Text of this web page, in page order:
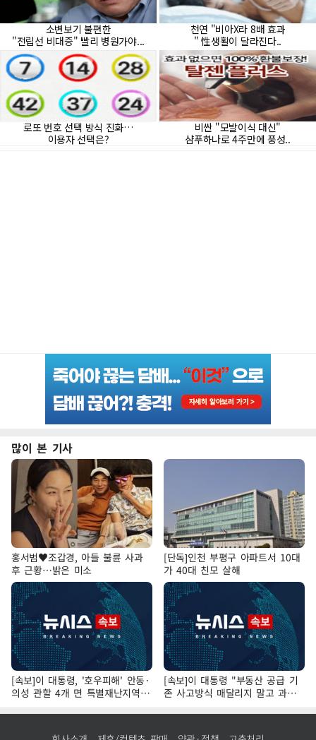
많이 본 기사
홍서범♥조갑경, 아들 불륜 사과
후 근황…밝은 미소
[단독]인천 부평구 아파트서 10대
가 40대 친모 살해
[속보]이 대통령, '호우피해' 안동·
의성 관할 4개 면 특별재난지역
선포
[속보]이 대통령 "부동산 공급 기
존 사고방식 매달리지 말고 과감
히 실천"